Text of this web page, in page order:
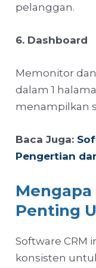
pelanggan.
6. Dashboard
Memonitor
dalam 1
menampilkan
Baca Juga:
Pengertian
Mengapa
Penting
Software CRM
konsisten